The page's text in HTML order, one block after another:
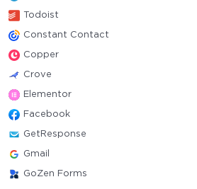
Todoist
Constant Contact
Copper
Crove
Elementor
Facebook
GetResponse
Gmail
GoZen Forms